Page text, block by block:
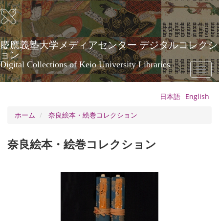
メ
イ
ン
コ
ン
テ
ン
ツ
に
慶應義塾大学メディアセンター デジタルコレクシ
ョン
Digital Collections of Keio University Libraries
Toggle
日本語 English
ホーム
奈良絵本・絵巻コレクション
奈良絵本・絵巻コレクション